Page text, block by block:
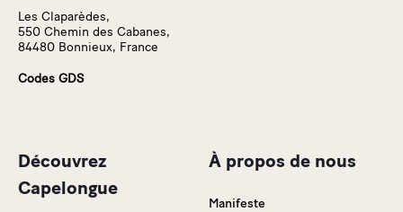
Les Claparèdes,
550 Chemin des Cabanes,
84480 Bonnieux, France
Codes GDS
Découvrez
Capelongue
À propos de nous
Manifeste